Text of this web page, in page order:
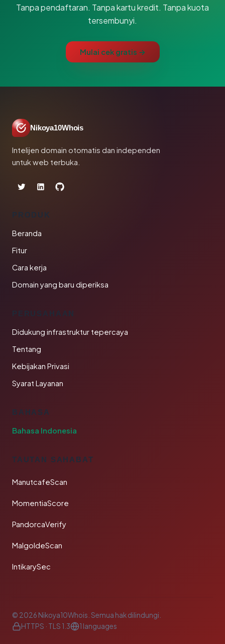
Tanpa pendaftaran. Tanpa kartu kredit. Tanpa kuota
tersembunyi.
Mulai cek gratis →
Nikoya10Whois
Intelijen domain otomatis dan independen
untuk web terbuka.
PRODUK
Beranda
Fitur
Cara kerja
Domain yang baru diperiksa
PERUSAHAAN
Didukung infrastruktur tepercaya
Tentang
Kebijakan Privasi
Syarat Layanan
BAHASA
Bahasa Indonesia
TAUTAN SAHABAT
ManutcafeScan
MomentiaScore
PandorcaVerify
MalgoldeScan
IntikarySec
© 2026 Nikoya10Whois. Semua hak dilindungi.
HTTPS · TLS 1.3
1 languages